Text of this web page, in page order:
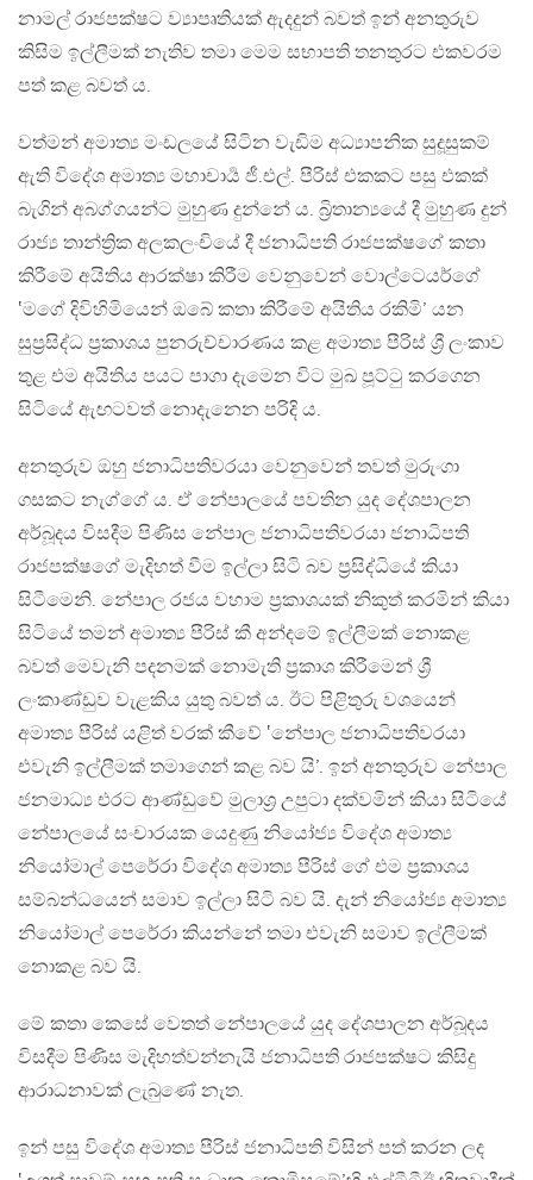
නාමල් රාජපක්ෂට ව්‍යාපෘතියක් ඇදදුන් බවත් ඉන් අනතුරුව
කිසිම ඉල්ලීමක් නැතිව තමා මෙම සභාපති තනතුරට එකවරම
පත් කළ බවත් ය.
වත්මන් අමාත්‍ය මංඩලයේ සිටින වැඩිම අධ්‍යාපනික සුදූසුකම්
ඇති විදේශ අමාත්‍ය මහාචාර්‍ය ජී.එල්. පීරිස් එකකට පසු එකක්
බැගින් අබග්ගයන්ට මුහුණ දුන්නේ ය. බ්‍රිතාන්‍යයේ දී මුහුණ දුන්
රාජ්‍ය තාන්ත්‍රික අලකලංචියේ දී ජනාධිපති රාජපක්ෂගේ කතා
කිරීමේ අයිතිය ආරක්ෂා කිරීම වෙනුවෙන් වොල්ටෙයර්ගේ
‛මගේ දිවිහිමියෙන් ඔබේ කතා කිරීමේ අයිතිය රකිමි’ යන
සුප්‍රසිද්ධ ප්‍රකාශය පුනරුච්චාරණය කළ අමාත්‍ය පීරිස් ශ්‍රී ලංකාව
තුළ එම අයිතිය පයට පාගා දැමෙන විට මුඛ පූට්ටු කරගෙන
සිටියේ ඇඟටවත් නොදැනෙන පරිදි ය.
අනතුරුව ඔහු ජනාධිපතිවරයා වෙනුවෙන් තවත් මුරුංගා
ගසකට නැග්ගේ ය. ඒ නේපාලයේ පවතින යුද දේශපාලන
අර්බූදය විසදීම පිණිස නේපාල ජනාධිපතිවරයා ජනාධිපති
රාජපක්ෂගේ මැදිහත් වීම ඉල්ලා සිටි බව ප්‍රසිද්ධියේ කියා
සිටීමෙනි. නේපාල රජය වහාම ප්‍රකාශයක් නිකුත් කරමින් කියා
සිටියේ තමන් අමාත්‍ය පීරිස් කී අන්දමේ ඉල්ලීමක් නොකළ
බවත් මෙවැනි පදනමක් නොමැති ප්‍රකාශ කිරීමෙන් ශ්‍රී
ලංකාණ්ඩුව වැළකිය යුතු බවත් ය. ඊට පිළිතුරු වශයෙන්
අමාත්‍ය පීරිස් යළිත් වරක් කීවේ ‛නේපාල ජනාධිපතිවරයා
එවැනි ඉල්ලීමක් තමාගෙන් කළ බව යි’. ඉන් අනතුරුව නේපාල
ජනමාධ්‍ය එරට ආණ්ඩුවේ මුලාශ්‍ර උපුටා දක්වමින් කියා සිටියේ
නේපාලයේ සංචාරයක යෙදුණු නියෝජ්‍ය විදේශ අමාත්‍ය
නියෝමාල් පෙරේරා විදේශ අමාත්‍ය පීරිස් ගේ එම ප්‍රකාශය
සම්බන්ධයෙන් සමාව ඉල්ලා සිටි බව යි. දැන් නියෝජ්‍ය අමාත්‍ය
නියෝමාල් පෙරේරා කියන්නේ තමා එවැනි සමාව ඉල්ලීමක්
නොකළ බව යි.
මේ කතා කෙසේ වෙතත් නේපාලයේ යුද දේශපාලන අර්බූදය
විසදීම පිණිස මැදිහත්වන්නැයි ජනාධිපති රාජපක්ෂට කිසිදු
ආරාධනාවක් ලැබුණේ නැත.
ඉන් පසු විදේශ අමාත්‍ය පීරිස් ජනාධිපති විසින් පත් කරන ලද